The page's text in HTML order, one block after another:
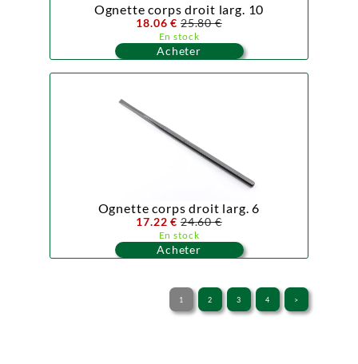
Ognette corps droit larg. 10
18.06 € 25.80 €
En stock
Acheter
Ognette corps droit larg. 6
17.22 € 24.60 €
En stock
Acheter
1 2 3 4 >